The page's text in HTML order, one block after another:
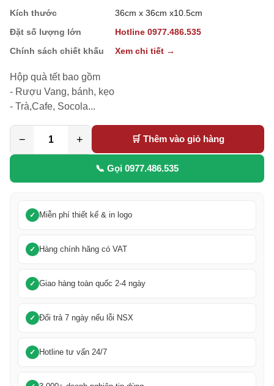
Kích thước
36cm x 36cm x10.5cm
Đặt số lượng lớn
Hotline 0977.486.535
Chính sách chiết khấu
Xem chi tiết →
Hộp quà tết bao gồm
- Rượu Vang, bánh, kẹo
- Trà,Cafe, Socola...
− + 🛒 Thêm vào giỏ hàng
📞 Gọi 0977.486.535
Miễn phí thiết kế & in logo
Hàng chính hãng có VAT
Giao hàng toàn quốc 2-4 ngày
Đổi trả 7 ngày nếu lỗi NSX
Hotline tư vấn 24/7